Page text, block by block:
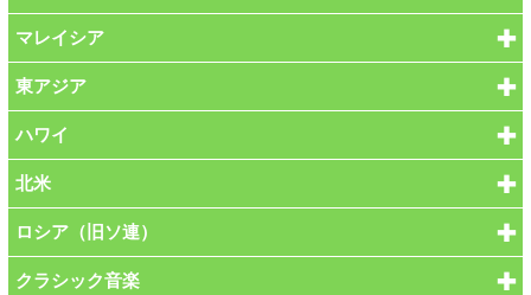
マレイシア
東アジア
ハワイ
北米
ロシア（旧ソ連）
クラシック音楽